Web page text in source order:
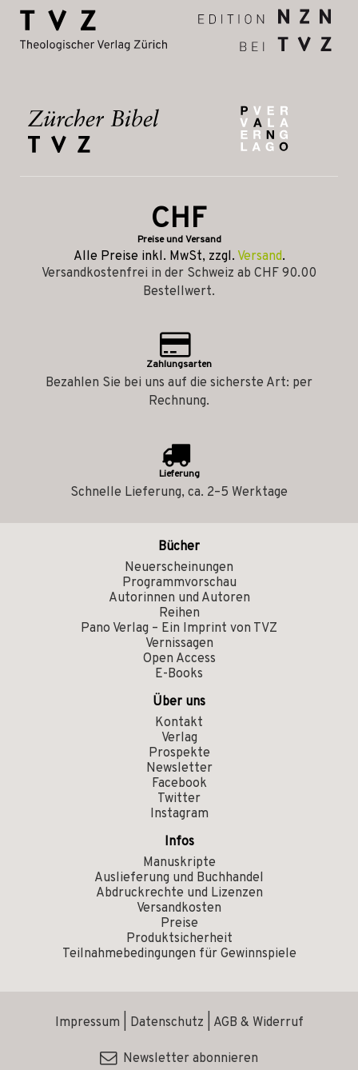
CHF
Preise und Versand
Alle Preise inkl. MwSt, zzgl. Versand.
Versandkostenfrei in der Schweiz ab CHF 90.00
Bestellwert.
Zahlungsarten
Bezahlen Sie bei uns auf die sicherste Art: per
Rechnung.
Lieferung
Schnelle Lieferung, ca. 2–5 Werktage
Bücher
Neuerscheinungen
Programmvorschau
Autorinnen und Autoren
Reihen
Pano Verlag – Ein Imprint von TVZ
Vernissagen
Open Access
E-Books
Über uns
Kontakt
Verlag
Prospekte
Newsletter
Facebook
Twitter
Instagram
Infos
Manuskripte
Auslieferung und Buchhandel
Abdruckrechte und Lizenzen
Versandkosten
Preise
Produktsicherheit
Teilnahmebedingungen für Gewinnspiele
Impressum Datenschutz AGB & Widerruf
Newsletter abonnieren